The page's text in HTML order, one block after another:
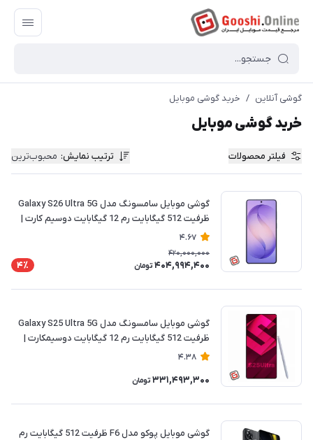
گوشی آنلاین / خرید گوشی موبایل
خرید گوشی موبایل
فیلتر محصولات ترتیب نمایش: محبوب‌ترین
گوشی موبایل سامسونگ مدل Galaxy S26 Ultra 5G
ظرفیت 512 گیگابایت رم 12 گیگابایت دوسیم کارت |
ریجسترشده
4.67
420,000,000
404,994,400 تومان 4٪
گوشی موبایل سامسونگ مدل Galaxy S25 Ultra 5G
ظرفیت 512 گیگابایت رم 12 گیگابایت دوسیمکارت |
ریجسترشده
4.38
331,493,300 تومان
گوشی موبایل پوکو مدل F6 ظرفیت 512 گیگابایت رم